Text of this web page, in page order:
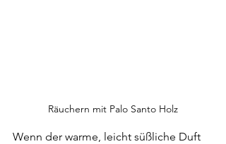
Räuchern mit Palo Santo Holz
Wenn der warme, leicht süßliche Duft